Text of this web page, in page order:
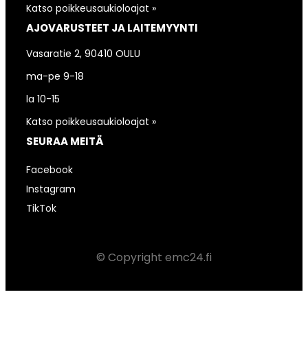
Katso poikkeusaukioloajat »
AJOVARUSTEET JA LAITEMYYNTI
Vasaratie 2, 90410 OULU
ma-pe 9-18
la 10-15
Katso poikkeusaukioloajat »
SEURAA MEITÄ
Facebook
Instagram
TikTok
© Copyright emc24.fi